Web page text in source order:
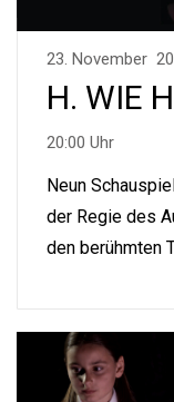
23. November
H. WIE
20:00 Uhr
Neun
der Regie des
den berühmten